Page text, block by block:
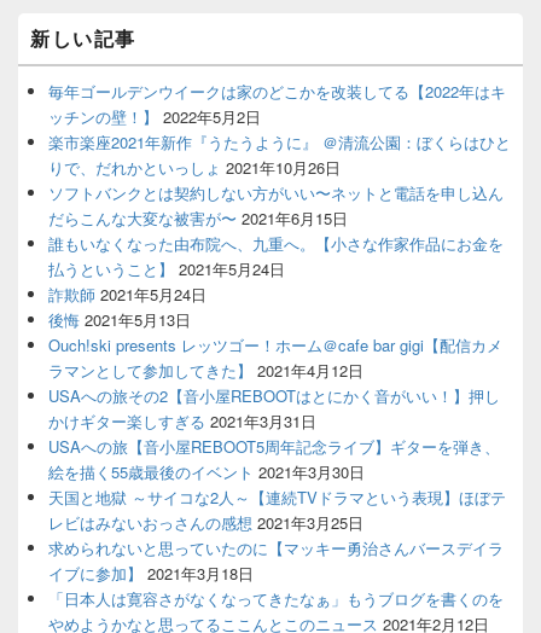
新しい記事
毎年ゴールデンウイークは家のどこかを改装してる【2022年はキ
ッチンの壁！】
2022年5月2日
楽市楽座2021年新作『うたうように』 ＠清流公園：ぼくらはひと
りで、だれかといっしょ 2021年10月26日
ソフトバンクとは契約しない方がいい〜ネットと電話を申し込ん
だらこんな大変な被害が〜 2021年6月15日
誰もいなくなった由布院へ、九重へ。【小さな作家作品にお金を
払うということ】
2021年5月24日
詐欺師 2021年5月24日
後悔 2021年5月13日
Ouch!ski presents レッツゴー！ホーム＠cafe bar gigi【配信カメ
ラマンとして参加してきた】
2021年4月12日
USAへの旅その2【音小屋REBOOTはとにかく音がいい！】押し
かけギター楽しすぎる 2021年3月31日
USAへの旅【音小屋REBOOT5周年記念ライブ】ギターを弾き、
絵を描く55歳最後のイベント 2021年3月30日
天国と地獄 ～サイコな2人～【連続TVドラマという表現】ほぼテ
レビはみないおっさんの感想 2021年3月25日
求められないと思っていたのに【マッキー勇治さんバースデイラ
イブに参加】
2021年3月18日
「日本人は寛容さがなくなってきたなぁ」もうブログを書くのを
やめようかなと思ってるここんとこのニュース 2021年2月12日